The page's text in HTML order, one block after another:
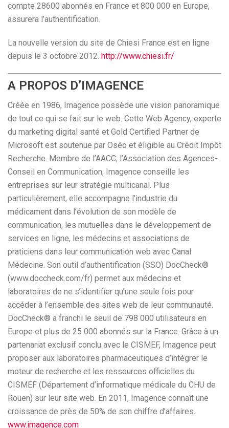
compte 28600 abonnés en France et 800 000 en Europe,
assurera l’authentification.
La nouvelle version du site de Chiesi France est en ligne
depuis le 3 octobre 2012. http://www.chiesi.fr/
A PROPOS D’IMAGENCE
Créée en 1986, Imagence possède une vision panoramique
de tout ce qui se fait sur le web. Cette Web Agency, experte
du marketing digital santé et Gold Certified Partner de
Microsoft est soutenue par Oséo et éligible au Crédit Impôt
Recherche. Membre de l’AACC, l’Association des Agences-
Conseil en Communication, Imagence conseille les
entreprises sur leur stratégie multicanal. Plus
particulièrement, elle accompagne l’industrie du
médicament dans l’évolution de son modèle de
communication, les mutuelles dans le développement de
services en ligne, les médecins et associations de
praticiens dans leur communication web avec Canal
Médecine. Son outil d’authentification (SSO) DocCheck®
(www.doccheck.com/fr) permet aux médecins et
laboratoires de ne s’identifier qu’une seule fois pour
accéder à l’ensemble des sites web de leur communauté.
DocCheck® a franchi le seuil de 798 000 utilisateurs en
Europe et plus de 25 000 abonnés sur la France. Grâce à un
partenariat exclusif conclu avec le CISMEF, Imagence peut
proposer aux laboratoires pharmaceutiques d’intégrer le
moteur de recherche et les ressources officielles du
CISMEF (Département d’informatique médicale du CHU de
Rouen) sur leur site web. En 2011, Imagence connaît une
croissance de près de 50% de son chiffre d’affaires.
www.imagence.com